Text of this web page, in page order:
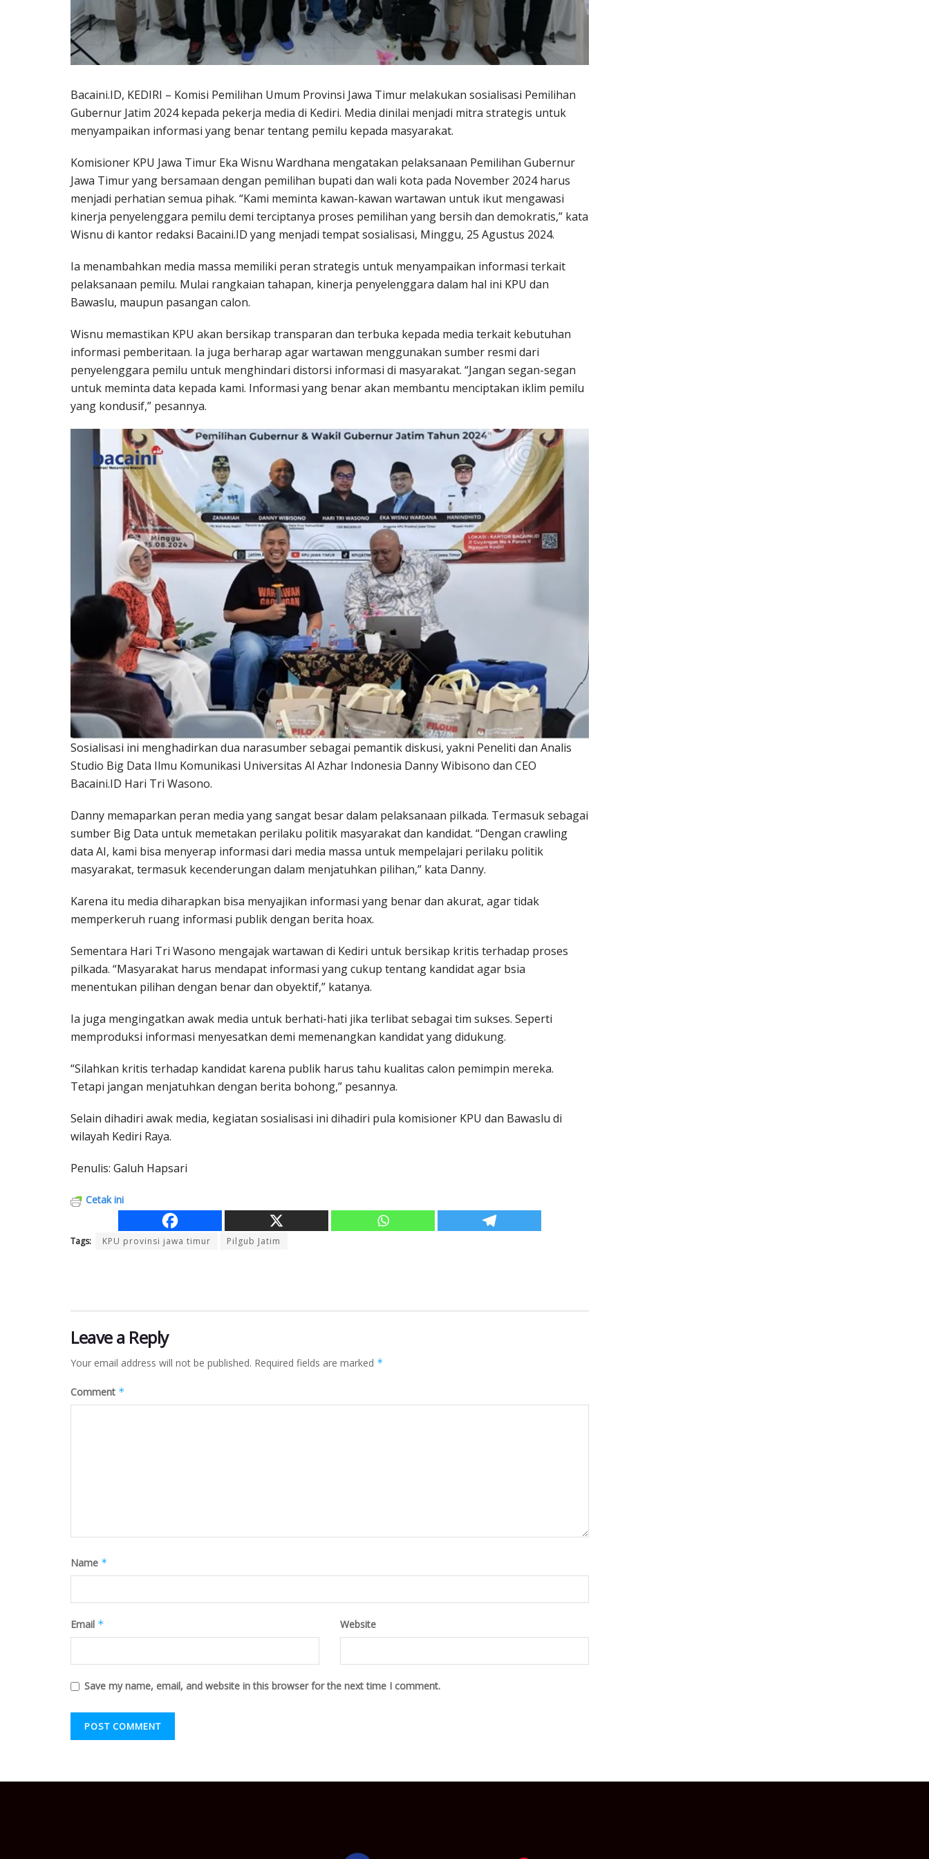
Bacaini.ID, KEDIRI – Komisi Pemilihan Umum Provinsi Jawa Timur melakukan sosialisasi Pemilihan
Gubernur Jatim 2024 kepada pekerja media di Kediri. Media dinilai menjadi mitra strategis untuk
menyampaikan informasi yang benar tentang pemilu kepada masyarakat.
Komisioner KPU Jawa Timur Eka Wisnu Wardhana mengatakan pelaksanaan Pemilihan Gubernur
Jawa Timur yang bersamaan dengan pemilihan bupati dan wali kota pada November 2024 harus
menjadi perhatian semua pihak. “Kami meminta kawan-kawan wartawan untuk ikut mengawasi
kinerja penyelenggara pemilu demi terciptanya proses pemilihan yang bersih dan demokratis,” kata
Wisnu di kantor redaksi Bacaini.ID yang menjadi tempat sosialisasi, Minggu, 25 Agustus 2024.
Ia menambahkan media massa memiliki peran strategis untuk menyampaikan informasi terkait
pelaksanaan pemilu. Mulai rangkaian tahapan, kinerja penyelenggara dalam hal ini KPU dan
Bawaslu, maupun pasangan calon.
Wisnu memastikan KPU akan bersikap transparan dan terbuka kepada media terkait kebutuhan
informasi pemberitaan. Ia juga berharap agar wartawan menggunakan sumber resmi dari
penyelenggara pemilu untuk menghindari distorsi informasi di masyarakat. “Jangan segan-segan
untuk meminta data kepada kami. Informasi yang benar akan membantu menciptakan iklim pemilu
yang kondusif,” pesannya.
Sosialisasi ini menghadirkan dua narasumber sebagai pemantik diskusi, yakni Peneliti dan Analis
Studio Big Data Ilmu Komunikasi Universitas Al Azhar Indonesia Danny Wibisono dan CEO
Bacaini.ID Hari Tri Wasono.
Danny memaparkan peran media yang sangat besar dalam pelaksanaan pilkada. Termasuk sebagai
sumber Big Data untuk memetakan perilaku politik masyarakat dan kandidat. “Dengan crawling
data AI, kami bisa menyerap informasi dari media massa untuk mempelajari perilaku politik
masyarakat, termasuk kecenderungan dalam menjatuhkan pilihan,” kata Danny.
Karena itu media diharapkan bisa menyajikan informasi yang benar dan akurat, agar tidak
memperkeruh ruang informasi publik dengan berita hoax.
Sementara Hari Tri Wasono mengajak wartawan di Kediri untuk bersikap kritis terhadap proses
pilkada. “Masyarakat harus mendapat informasi yang cukup tentang kandidat agar bsia
menentukan pilihan dengan benar dan obyektif,” katanya.
Ia juga mengingatkan awak media untuk berhati-hati jika terlibat sebagai tim sukses. Seperti
memproduksi informasi menyesatkan demi memenangkan kandidat yang didukung.
“Silahkan kritis terhadap kandidat karena publik harus tahu kualitas calon pemimpin mereka.
Tetapi jangan menjatuhkan dengan berita bohong,” pesannya.
Selain dihadiri awak media, kegiatan sosialisasi ini dihadiri pula komisioner KPU dan Bawaslu di
wilayah Kediri Raya.
Penulis: Galuh Hapsari
Cetak ini
Tags: KPU provinsi jawa timur Pilgub Jatim
Leave a Reply
Your email address will not be published. Required fields are marked *
Comment *
Name *
Email * Website
Save my name, email, and website in this browser for the next time I comment.